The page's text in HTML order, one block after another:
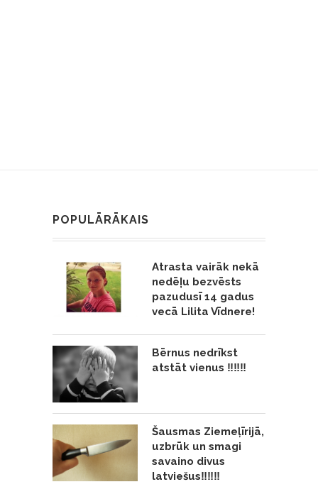
POPULĀRĀKAIS
Atrasta vairāk nekā
nedēļu bezvēsts
pazudusī 14 gadus
vecā Lilita Vīdnere!
Bērnus nedrīkst
atstāt vienus ‼️‼️‼️
Šausmas Ziemeļīrijā,
uzbrūk un smagi
savaino divus
latviešus‼️‼️‼️